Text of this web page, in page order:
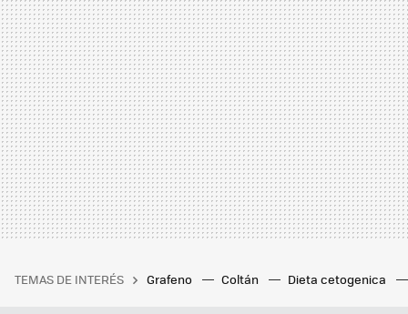
TEMAS DE INTERÉS Grafeno Coltán Dieta cetogenica